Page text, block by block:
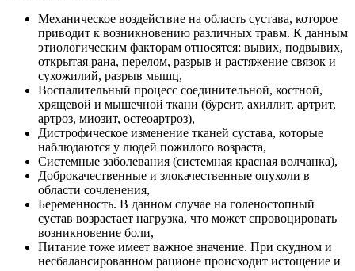
Механическое воздействие на область сустава, которое
приводит к возникновению различных травм. К данным
этиологическим факторам относятся: вывих, подвывих,
открытая рана, перелом, разрыв и растяжение связок и
сухожилий, разрыв мышц,
Воспалительный процесс соединительной, костной,
хрящевой и мышечной ткани (бурсит, ахиллит, артрит,
артроз, миозит, остеоартроз),
Дистрофическое изменение тканей сустава, которые
наблюдаются у людей пожилого возраста,
Системные заболевания (системная красная волчанка),
Доброкачественные и злокачественные опухоли в
области сочленения,
Беременность. В данном случае на голеностопный
сустав возрастает нагрузка, что может спровоцировать
возникновение боли,
Питание тоже имеет важное значение. При скудном и
несбалансированном рационе происходит истощение и